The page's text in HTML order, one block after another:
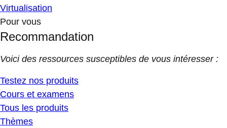
Virtualisation
Pour vous
Recommandation
Voici des ressources susceptibles de vous intéresser :
Testez nos produits
Cours et examens
Tous les produits
Thèmes